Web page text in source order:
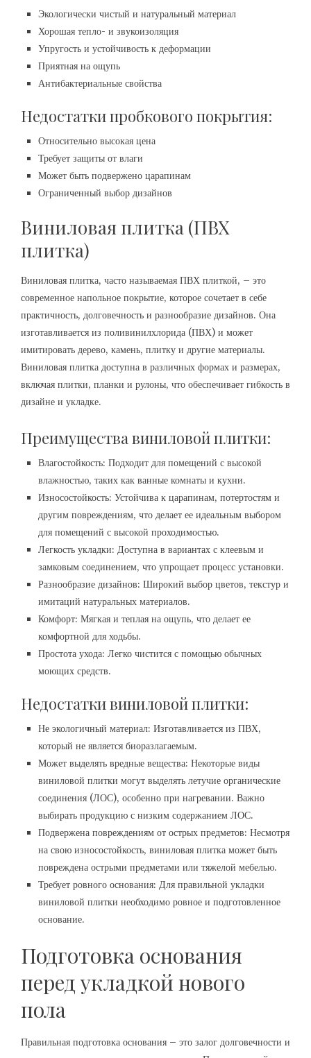
Экологически чистый и натуральный материал
Хорошая тепло- и звукоизоляция
Упругость и устойчивость к деформации
Приятная на ощупь
Антибактериальные свойства
Недостатки пробкового покрытия:
Относительно высокая цена
Требует защиты от влаги
Может быть подвержено царапинам
Ограниченный выбор дизайнов
Виниловая плитка (ПВХ
плитка)
Виниловая плитка, часто называемая ПВХ плиткой, – это
современное напольное покрытие, которое сочетает в себе
практичность, долговечность и разнообразие дизайнов. Она
изготавливается из поливинилхлорида (ПВХ) и может
имитировать дерево, камень, плитку и другие материалы.
Виниловая плитка доступна в различных формах и размерах,
включая плитки, планки и рулоны, что обеспечивает гибкость в
дизайне и укладке.
Преимущества виниловой плитки:
Влагостойкость: Подходит для помещений с высокой
влажностью, таких как ванные комнаты и кухни.
Износостойкость: Устойчива к царапинам, потертостям и
другим повреждениям, что делает ее идеальным выбором
для помещений с высокой проходимостью.
Легкость укладки: Доступна в вариантах с клеевым и
замковым соединением, что упрощает процесс установки.
Разнообразие дизайнов: Широкий выбор цветов, текстур и
имитаций натуральных материалов.
Комфорт: Мягкая и теплая на ощупь, что делает ее
комфортной для ходьбы.
Простота ухода: Легко чистится с помощью обычных
моющих средств.
Недостатки виниловой плитки:
Не экологичный материал: Изготавливается из ПВХ,
который не является биоразлагаемым.
Может выделять вредные вещества: Некоторые виды
виниловой плитки могут выделять летучие органические
соединения (ЛОС), особенно при нагревании. Важно
выбирать продукцию с низким содержанием ЛОС.
Подвержена повреждениям от острых предметов: Несмотря
на свою износостойкость, виниловая плитка может быть
повреждена острыми предметами или тяжелой мебелью.
Требует ровного основания: Для правильной укладки
виниловой плитки необходимо ровное и подготовленное
основание.
Подготовка основания
перед укладкой нового
пола
Правильная подготовка основания – это залог долговечности и